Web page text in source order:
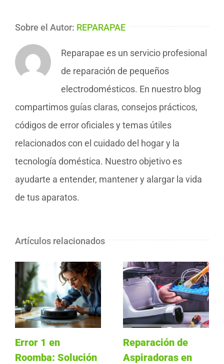
Sobre el Autor: REPARAPAE
Reparapae es un servicio profesional
de reparación de pequeños
electrodomésticos. En nuestro blog
compartimos guías claras, consejos prácticos,
códigos de error oficiales y temas útiles
relacionados con el cuidado del hogar y la
tecnología doméstica. Nuestro objetivo es
ayudarte a entender, mantener y alargar la vida
de tus aparatos.
Artículos relacionados
Error 1 en
Roomba: Solución
Reparación de
Aspiradoras en